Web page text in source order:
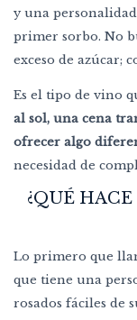
y una
primer sorbo. No
exceso de azúcar;
Es el tipo de vino
al sol, una cena
ofrecer algo
necesidad de
¿QUÉ
Lo primero que
que tiene una
rosados fáciles de